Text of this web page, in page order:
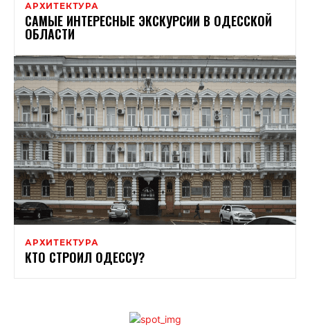
АРХИТЕКТУРА
САМЫЕ ИНТЕРЕСНЫЕ ЭКСКУРСИИ В ОДЕССКОЙ
ОБЛАСТИ
АРХИТЕКТУРА
КТО СТРОИЛ ОДЕССУ?